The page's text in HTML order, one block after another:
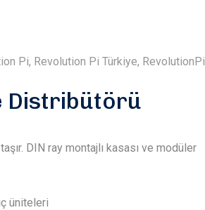
Pi, Revolution Pi Türkiye, RevolutionPi
Distribütörü
DIN ray montajlı kasası ve modüler
üniteleri